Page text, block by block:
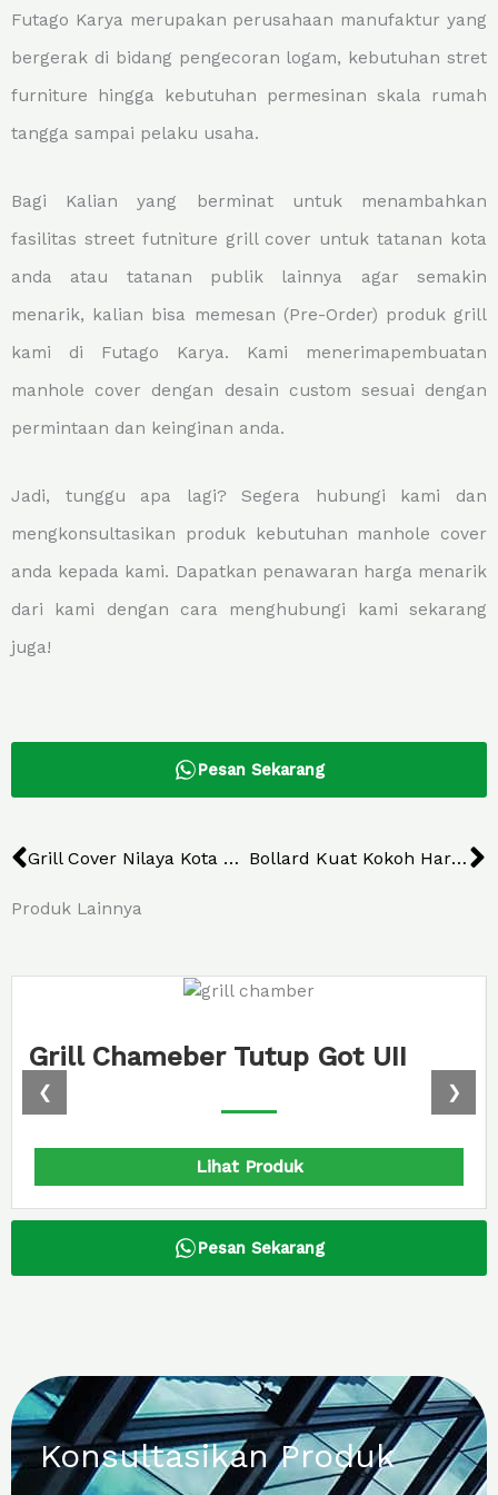
Futago Karya merupakan perusahaan manufaktur yang
bergerak di bidang pengecoran logam, kebutuhan stret
furniture hingga kebutuhan permesinan skala rumah
tangga sampai pelaku usaha.
Bagi Kalian yang berminat untuk menambahkan
fasilitas street futniture grill cover untuk tatanan kota
anda atau tatanan publik lainnya agar semakin
menarik, kalian bisa memesan (Pre-Order) produk grill
kami di Futago Karya. Kami menerimapembuatan
manhole cover dengan desain custom sesuai dengan
permintaan dan keinginan anda.
Jadi, tunggu apa lagi? Segera hubungi kami dan
mengkonsultasikan produk kebutuhan manhole cover
anda kepada kami. Dapatkan penawaran harga menarik
dari kami dengan cara menghubungi kami sekarang
juga!
Pesan Sekarang
Prev Grill Cover Nilaya Kota Wisata Batu Bollard Kuat Kokoh Harga Bersahabat
Produk Lainnya
❮ ❯
Grill Chameber Tutup Got UII
Lihat Produk
Pesan Sekarang
Konsultasikan Produk